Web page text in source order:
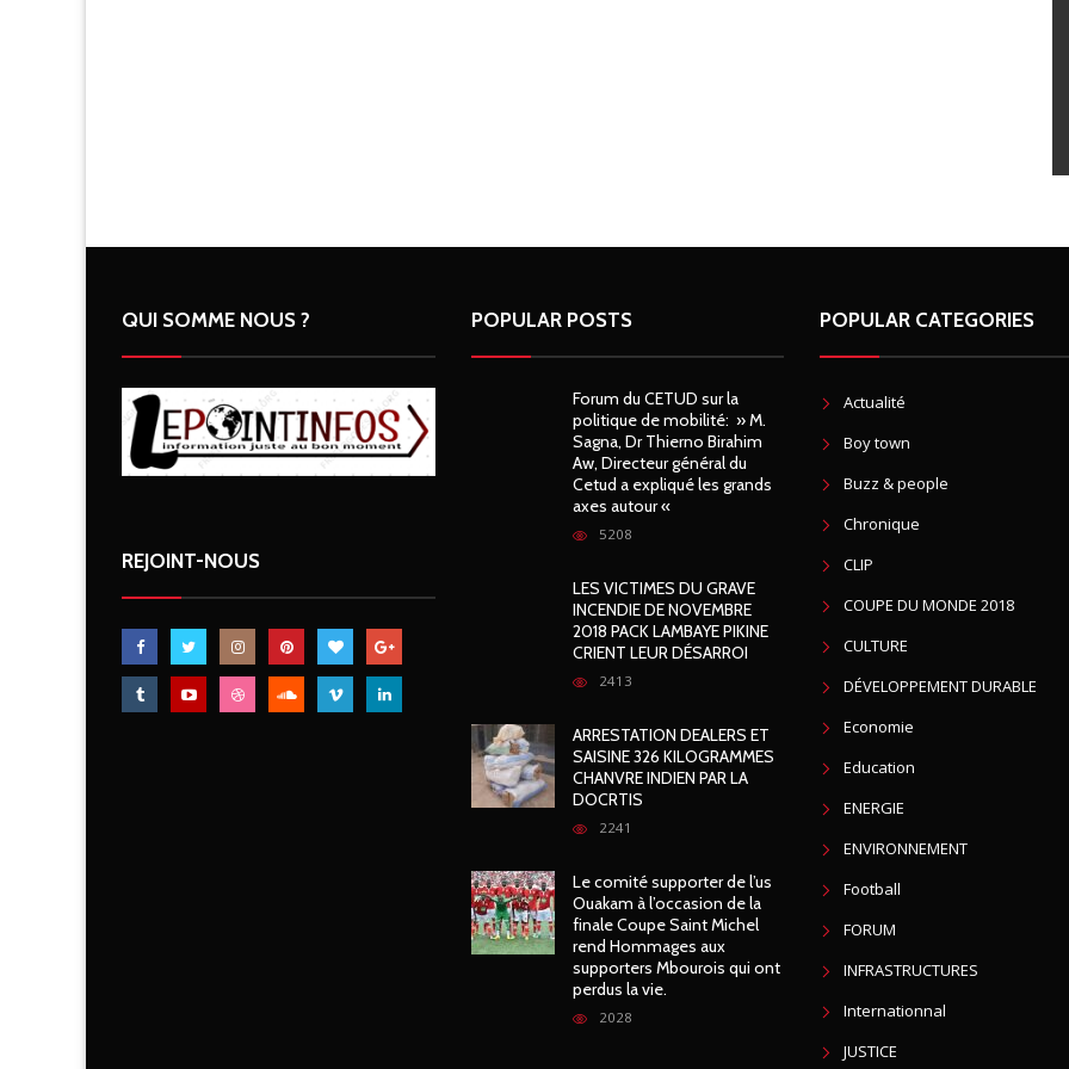
QUI SOMME NOUS ?
REJOINT-NOUS
POPULAR POSTS
Forum du CETUD sur la
politique de mobilité: » M.
Sagna, Dr Thierno Birahim
Aw, Directeur général du
Cetud a expliqué les grands
axes autour «
5208
LES VICTIMES DU GRAVE
INCENDIE DE NOVEMBRE
2018 PACK LAMBAYE PIKINE
CRIENT LEUR DÉSARROI
2413
ARRESTATION DEALERS ET
SAISINE 326 KILOGRAMMES
CHANVRE INDIEN PAR LA
DOCRTIS
2241
Le comité supporter de l’us
Ouakam à l’occasion de la
finale Coupe Saint Michel
rend Hommages aux
supporters Mbourois qui ont
perdus la vie.
2028
POPULAR CATEGORIES
Actualité
Boy town
Buzz & people
Chronique
CLIP
COUPE DU MONDE 2018
CULTURE
DÉVELOPPEMENT DURABLE
Economie
Education
ENERGIE
ENVIRONNEMENT
Football
FORUM
INFRASTRUCTURES
Internationnal
JUSTICE